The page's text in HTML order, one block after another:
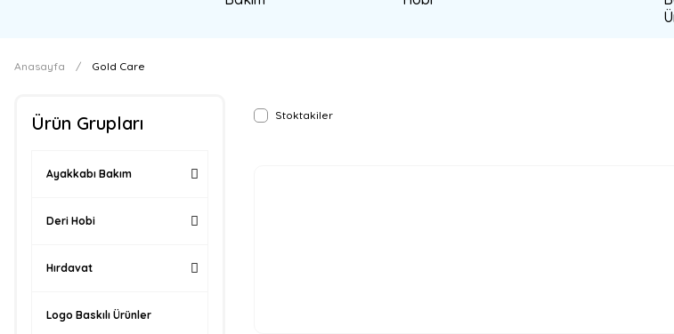
Anasayfa Gold Care
Ürün Grupları
Ayakkabı Bakım
Deri Hobi
Hırdavat
Logo Baskılı Ürünler
Stoktakiler